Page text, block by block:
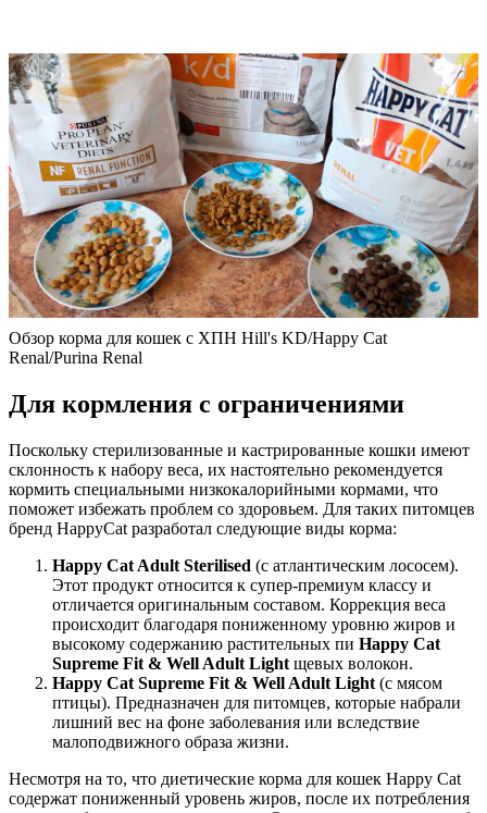
Обзор корма для кошек с ХПН Hill's KD/Happy Cat
Renal/Purina Renal
Для кормления с ограничениями
Поскольку стерилизованные и кастрированные кошки имеют
склонность к набору веса, их настоятельно рекомендуется
кормить специальными низкокалорийными кормами, что
поможет избежать проблем со здоровьем. Для таких питомцев
бренд HappyCat разработал следующие виды корма:
Happy Cat Adult Sterilised (с атлантическим лососем).
Этот продукт относится к супер-премиум классу и
отличается оригинальным составом. Коррекция веса
происходит благодаря пониженному уровню жиров и
высокому содержанию растительных пи Happy Cat
Supreme Fit & Well Adult Light щевых волокон.
Happy Cat Supreme Fit & Well Adult Light (с мясом
птицы). Предназначен для питомцев, которые набрали
лишний вес на фоне заболевания или вследствие
малоподвижного образа жизни.
Несмотря на то, что диетические корма для кошек Happy Cat
содержат пониженный уровень жиров, после их потребления